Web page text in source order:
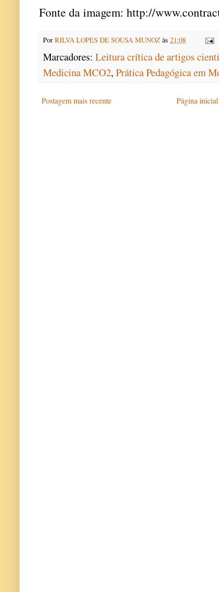
Fonte da imagem: http://
Por RILVA LOPES DE SOUSA MUNOZ às 21:08
Marcadores: Leitura crítica de artigos
Medicina MCO2, Prática Pedagógica em
Postagem mais recente Página inicial